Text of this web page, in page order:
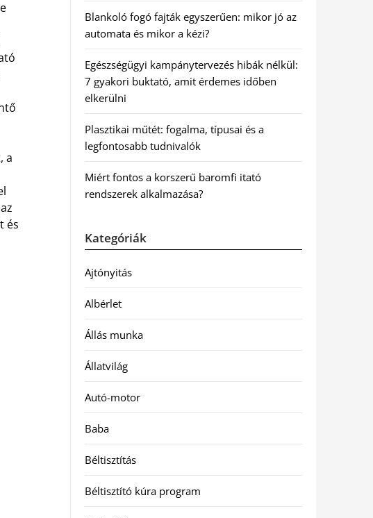
a
és
Blankoló fogó fajták egyszerűen: mikor jó az
automata és mikor a kézi?
Egészségügyi kampánytervezés hibák nélkül:
7 gyakori buktató, amit érdemes időben
elkerülni
Plasztikai műtét: fogalma, típusai és a
legfontosabb tudnivalók
Miért fontos a korszerű baromfi itató
rendszerek alkalmazása?
Kategóriák
Ajtónyitás
Albérlet
Állás munka
Állatvilág
Autó-motor
Baba
Béltisztítás
Béltisztító kúra program